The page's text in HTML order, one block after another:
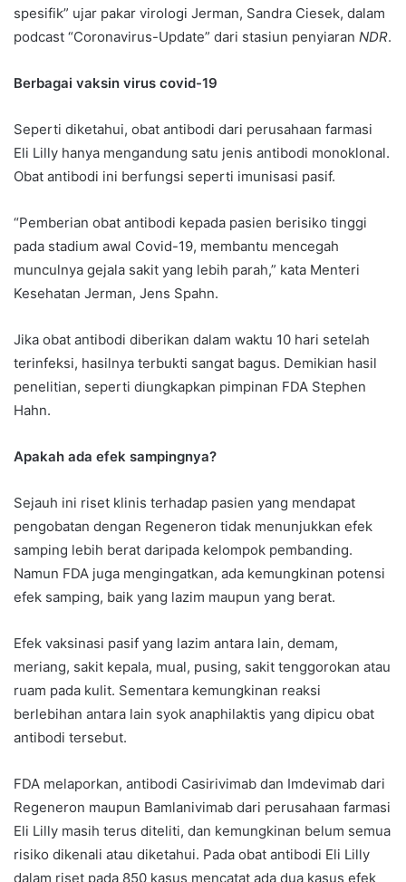
spesifik” ujar pakar virologi Jerman, Sandra Ciesek, dalam
podcast “Coronavirus-Update” dari stasiun penyiaran NDR.
Berbagai vaksin virus covid-19
Seperti diketahui, obat antibodi dari perusahaan farmasi
Eli Lilly hanya mengandung satu jenis antibodi monoklonal.
Obat antibodi ini berfungsi seperti imunisasi pasif.
“Pemberian obat antibodi kepada pasien berisiko tinggi
pada stadium awal Covid-19, membantu mencegah
munculnya gejala sakit yang lebih parah,” kata Menteri
Kesehatan Jerman, Jens Spahn.
Jika obat antibodi diberikan dalam waktu 10 hari setelah
terinfeksi, hasilnya terbukti sangat bagus. Demikian hasil
penelitian, seperti diungkapkan pimpinan FDA Stephen
Hahn.
Apakah ada efek sampingnya?
Sejauh ini riset klinis terhadap pasien yang mendapat
pengobatan dengan Regeneron tidak menunjukkan efek
samping lebih berat daripada kelompok pembanding.
Namun FDA juga mengingatkan, ada kemungkinan potensi
efek samping, baik yang lazim maupun yang berat.
Efek vaksinasi pasif yang lazim antara lain, demam,
meriang, sakit kepala, mual, pusing, sakit tenggorokan atau
ruam pada kulit. Sementara kemungkinan reaksi
berlebihan antara lain syok anaphilaktis yang dipicu obat
antibodi tersebut.
FDA melaporkan, antibodi Casirivimab dan Imdevimab dari
Regeneron maupun Bamlanivimab dari perusahaan farmasi
Eli Lilly masih terus diteliti, dan kemungkinan belum semua
risiko dikenali atau diketahui. Pada obat antibodi Eli Lilly
dalam riset pada 850 kasus mencatat ada dua kasus efek